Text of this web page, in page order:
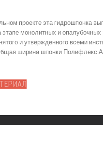
проекте эта гидрошпонка
монолитных и опалубочных
и утвержденного всеми
ширина шпонки Полифлекс